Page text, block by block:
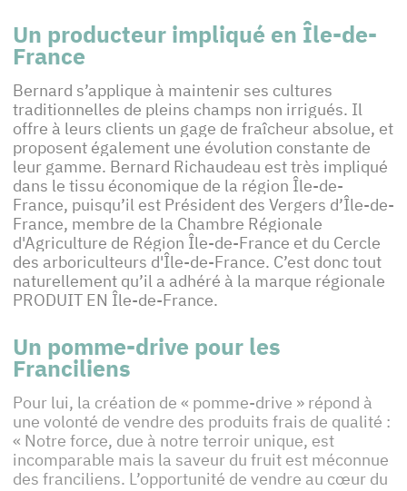
Un producteur impliqué en Île-de-
France
Bernard s’applique à maintenir ses cultures
traditionnelles de pleins champs non irrigués. Il
offre à leurs clients un gage de fraîcheur absolue, et
proposent également une évolution constante de
leur gamme. Bernard Richaudeau est très impliqué
dans le tissu économique de la région Île-de-
France, puisqu’il est Président des Vergers d’Île-de-
France, membre de la Chambre Régionale
d'Agriculture de Région Île-de-France et du Cercle
des arboriculteurs d'Île-de-France. C’est donc tout
naturellement qu’il a adhéré à la marque régionale
PRODUIT EN Île-de-France.
Un pomme-drive pour les
Franciliens
Pour lui, la création de « pomme-drive » répond à
une volonté de vendre des produits frais de qualité :
« Notre force, due à notre terroir unique, est
incomparable mais la saveur du fruit est méconnue
des franciliens. L’opportunité de vendre au cœur du